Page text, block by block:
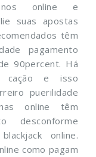
online e
suas apostas
têm
pagamento
90percent. Há
cação e isso
puerilidade
online têm
desconforme
online.
como pagam